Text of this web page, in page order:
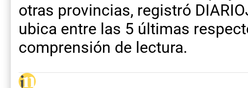
otras provincias, registró
ubica entre las 5 últimas
comprensión de lectura.